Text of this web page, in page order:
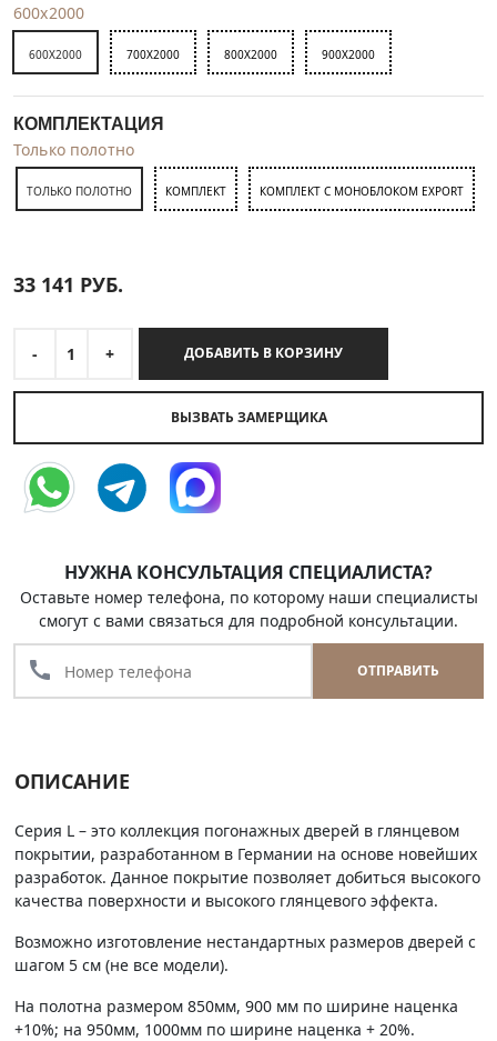
600x2000
600X2000 700X2000 800X2000 900X2000
КОМПЛЕКТАЦИЯ
Только полотно
ТОЛЬКО ПОЛОТНО КОМПЛЕКТ КОМПЛЕКТ С МОНОБЛОКОМ EXPORT
33 141 РУБ.
- 1 + ДОБАВИТЬ В КОРЗИНУ
ВЫЗВАТЬ ЗАМЕРЩИКА
НУЖНА КОНСУЛЬТАЦИЯ СПЕЦИАЛИСТА?
Оставьте номер телефона, по которому наши специалисты
смогут с вами связаться для подробной консультации.
call ОТПРАВИТЬ
ОПИСАНИЕ
Серия L – это коллекция погонажных дверей в глянцевом
покрытии, разработанном в Германии на основе новейших
разработок. Данное покрытие позволяет добиться высокого
качества поверхности и высокого глянцевого эффекта.
Возможно изготовление нестандартных размеров дверей с
шагом 5 см (не все модели).
На полотна размером 850мм, 900 мм по ширине наценка
+10%; на 950мм, 1000мм по ширине наценка + 20%.